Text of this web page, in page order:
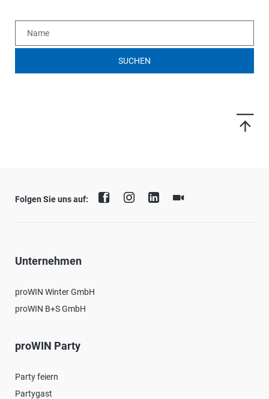
SUCHEN
Folgen Sie uns auf:
Unternehmen
proWIN Winter GmbH
proWIN B+S GmbH
proWIN Party
Party feiern
Partygast